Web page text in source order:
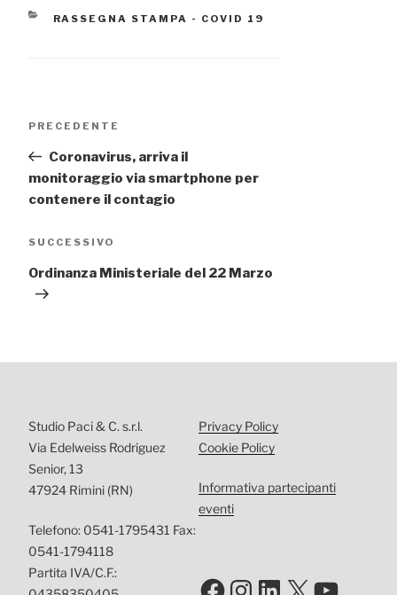
CATEGORIE
RASSEGNA STAMPA - COVID 19
Articolo
PRECEDENTE
Coronavirus, arriva il
monitoraggio via smartphone per
contenere il contagio
Articolo
SUCCESSIVO
Ordinanza Ministeriale del 22 Marzo
Studio Paci & C. s.r.l.
Via Edelweiss Rodriguez
Senior, 13
47924 Rimini (RN)
Telefono: 0541-1795431 Fax:
0541-1794118
Partita IVA/C.F.:
Privacy Policy
Cookie Policy
Informativa partecipanti
eventi